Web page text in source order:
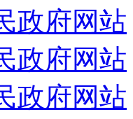
政府网站
政府网站
政府网站